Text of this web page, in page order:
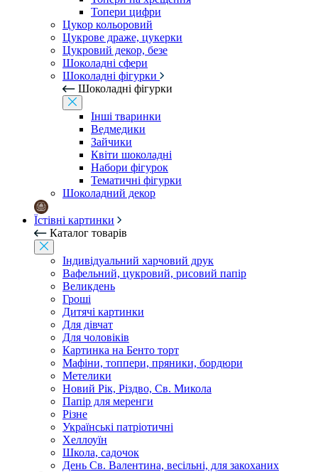
Топери цифри
Цукор кольоровий
Цукрове драже, цукерки
Цукровий декор, безе
Шоколадні сфери
Шоколадні фігурки
Шоколадні фігурки
Інші тваринки
Ведмедики
Зайчики
Квіти шоколадні
Набори фігурок
Тематичні фігурки
Шоколадний декор
Їстівні картинки
Каталог товарів
Індивідуальний харчовий друк
Вафельний, цукровий, рисовий папір
Великдень
Гроші
Дитячі картинки
Для дівчат
Для чоловіків
Картинка на Бенто торт
Мафіни, топпери, пряники, бордюри
Метелики
Новий Рік, Різдво, Св. Микола
Папір для меренги
Різне
Українські патріотичні
Хеллоуїн
Школа, садочок
День Св. Валентина, весільні, для закоханих